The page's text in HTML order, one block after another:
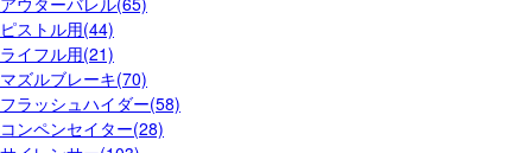
ピストル用(44)
ライフル用(21)
マズルブレーキ(70)
フラッシュハイダー(58)
コンペンセイター(28)